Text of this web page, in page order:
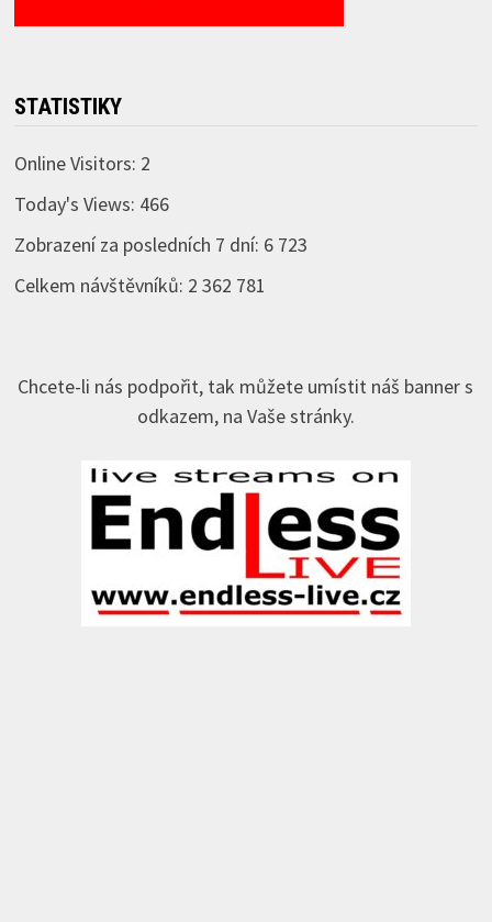
STATISTIKY
Online Visitors: 2
Today's Views: 466
Zobrazení za posledních 7 dní: 6 723
Celkem návštěvníků: 2 362 781
Chcete-li nás podpořit, tak můžete umístit náš banner s
odkazem, na Vaše stránky.